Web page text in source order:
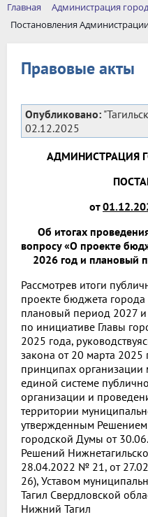
Главная Администрация
Постановления
Правовые акты
Опубликовано:
02.12.2025
АДМИНИСТРАЦИЯ
от
Об итогах
вопросу «О проекте
2026 год и плановый
Рассмотрев итоги
проекте бюджета
плановый период 2027
по инициативе Главы
2025 года,
закона от 20 марта
принципах организации
единой системе
организации и
территории
утвержденным
городской Думы от
Решений
28.04.2022 № 21, от
26), Уставом
Тагил Свердловской
Нижний Тагил